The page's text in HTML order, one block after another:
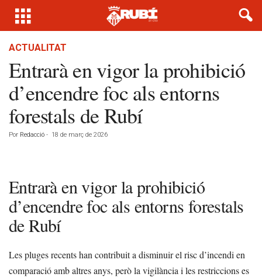
ACTUALITAT
Entrarà en vigor la prohibició
d’encendre foc als entorns
forestals de Rubí
Por Redacció - 18 de març de 2026
Entrarà en vigor la prohibició
d’encendre foc als entorns forestals
de Rubí
Les pluges recents han contribuit a disminuir el risc d’incendi en
comparació amb altres anys, però la vigilància i les restriccions es